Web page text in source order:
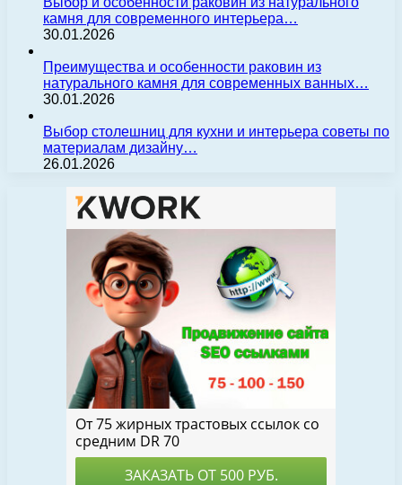
камня для современного интерьера…
30.01.2026
Преимущества и особенности раковин из
натурального камня для современных ванных…
30.01.2026
Выбор столешниц для кухни и интерьера советы по
материалам дизайну…
26.01.2026